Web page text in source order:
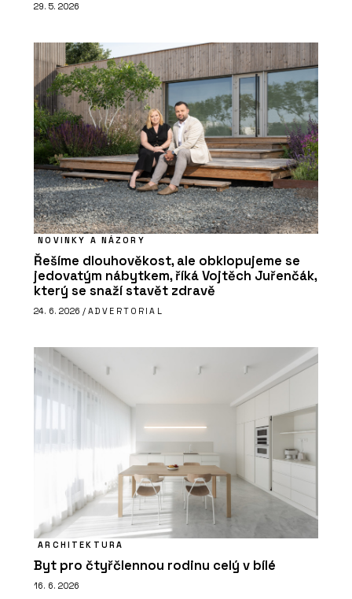
29. 5. 2026
NOVINKY A NÁZORY
Řešíme dlouhověkost, ale obklopujeme se
jedovatým nábytkem, říká Vojtěch Juřenčák,
který se snaží stavět zdravě
24. 6. 2026 / ADVERTORIAL
ARCHITEKTURA
Byt pro čtyřčlennou rodinu celý v bílé
16. 6. 2026